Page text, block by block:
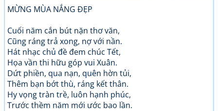
MỪNG MÙA NẮNG ĐẸP
Cuối năm cắn bút nặn thơ văn,
Cũng ráng trả xong, nợ với nần.
Hát nhạc chủ đề đem chúc Tết,
Họa vần thi hữu góp vui Xuân.
Dứt phiền, qua nạn, quên hờn tủi,
Thêm bạn bớt thù, ráng kết thân.
Hy vọng tràn trề, luôn hạnh phúc,
Trước thềm năm mới ước bao lần.